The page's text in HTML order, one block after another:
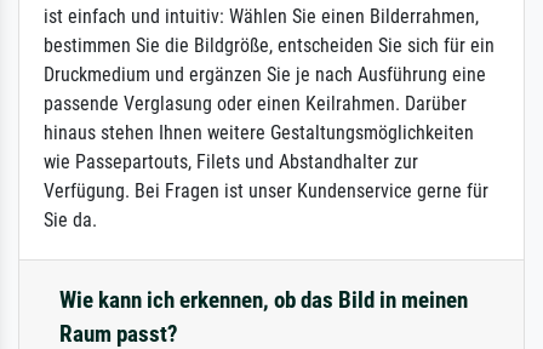
ist einfach und intuitiv: Wählen Sie einen Bilderrahmen,
bestimmen Sie die Bildgröße, entscheiden Sie sich für ein
Druckmedium und ergänzen Sie je nach Ausführung eine
passende Verglasung oder einen Keilrahmen. Darüber
hinaus stehen Ihnen weitere Gestaltungsmöglichkeiten
wie Passepartouts, Filets und Abstandhalter zur
Verfügung. Bei Fragen ist unser Kundenservice gerne für
Sie da.
Wie kann ich erkennen, ob das Bild in meinen
Raum passt?